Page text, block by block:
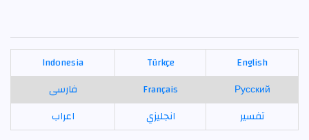
English
Türkçe
Indonesia
Русский
Français
فارسی
تفسير
انجليزي اعراب